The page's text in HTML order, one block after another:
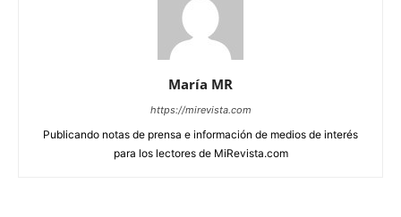
María MR
https://mirevista.com
Publicando notas de prensa e información de medios de interés
para los lectores de MiRevista.com